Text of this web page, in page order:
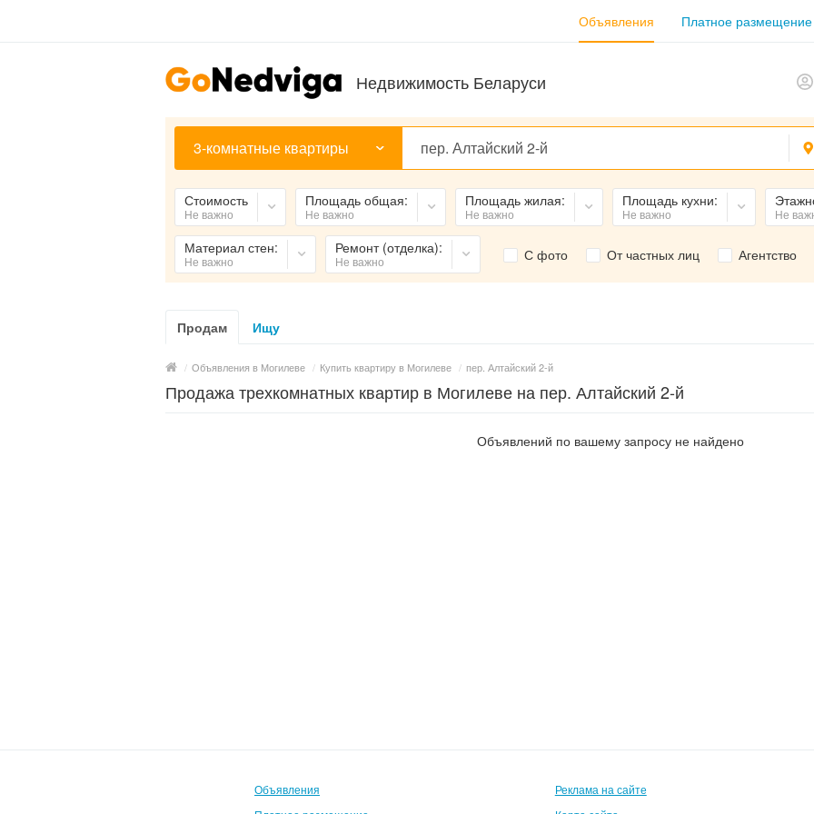
Объявления Платное размещение
Недвижимость Беларуси
3-комнатные квартиры
Стоимость
Не важно
Площадь общая:
Не важно
Площадь жилая:
Не важно
Площадь кухни:
Не важно Не
Материал стен:
Не важно
Ремонт (отделка):
Не важно С фото От частных лиц Агентство
Продам Ищу
/ Объявления в Могилеве / Купить квартиру в Могилеве / пер. Алтайский 2-й
Продажа трехкомнатных квартир в Могилеве на пер. Алтайский 2-й
Объявлений по вашему запросу не найдено
Объявления
Реклама на сайте